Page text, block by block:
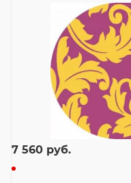
7 560 руб.